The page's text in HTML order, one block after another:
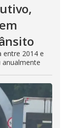
entre 2014 e